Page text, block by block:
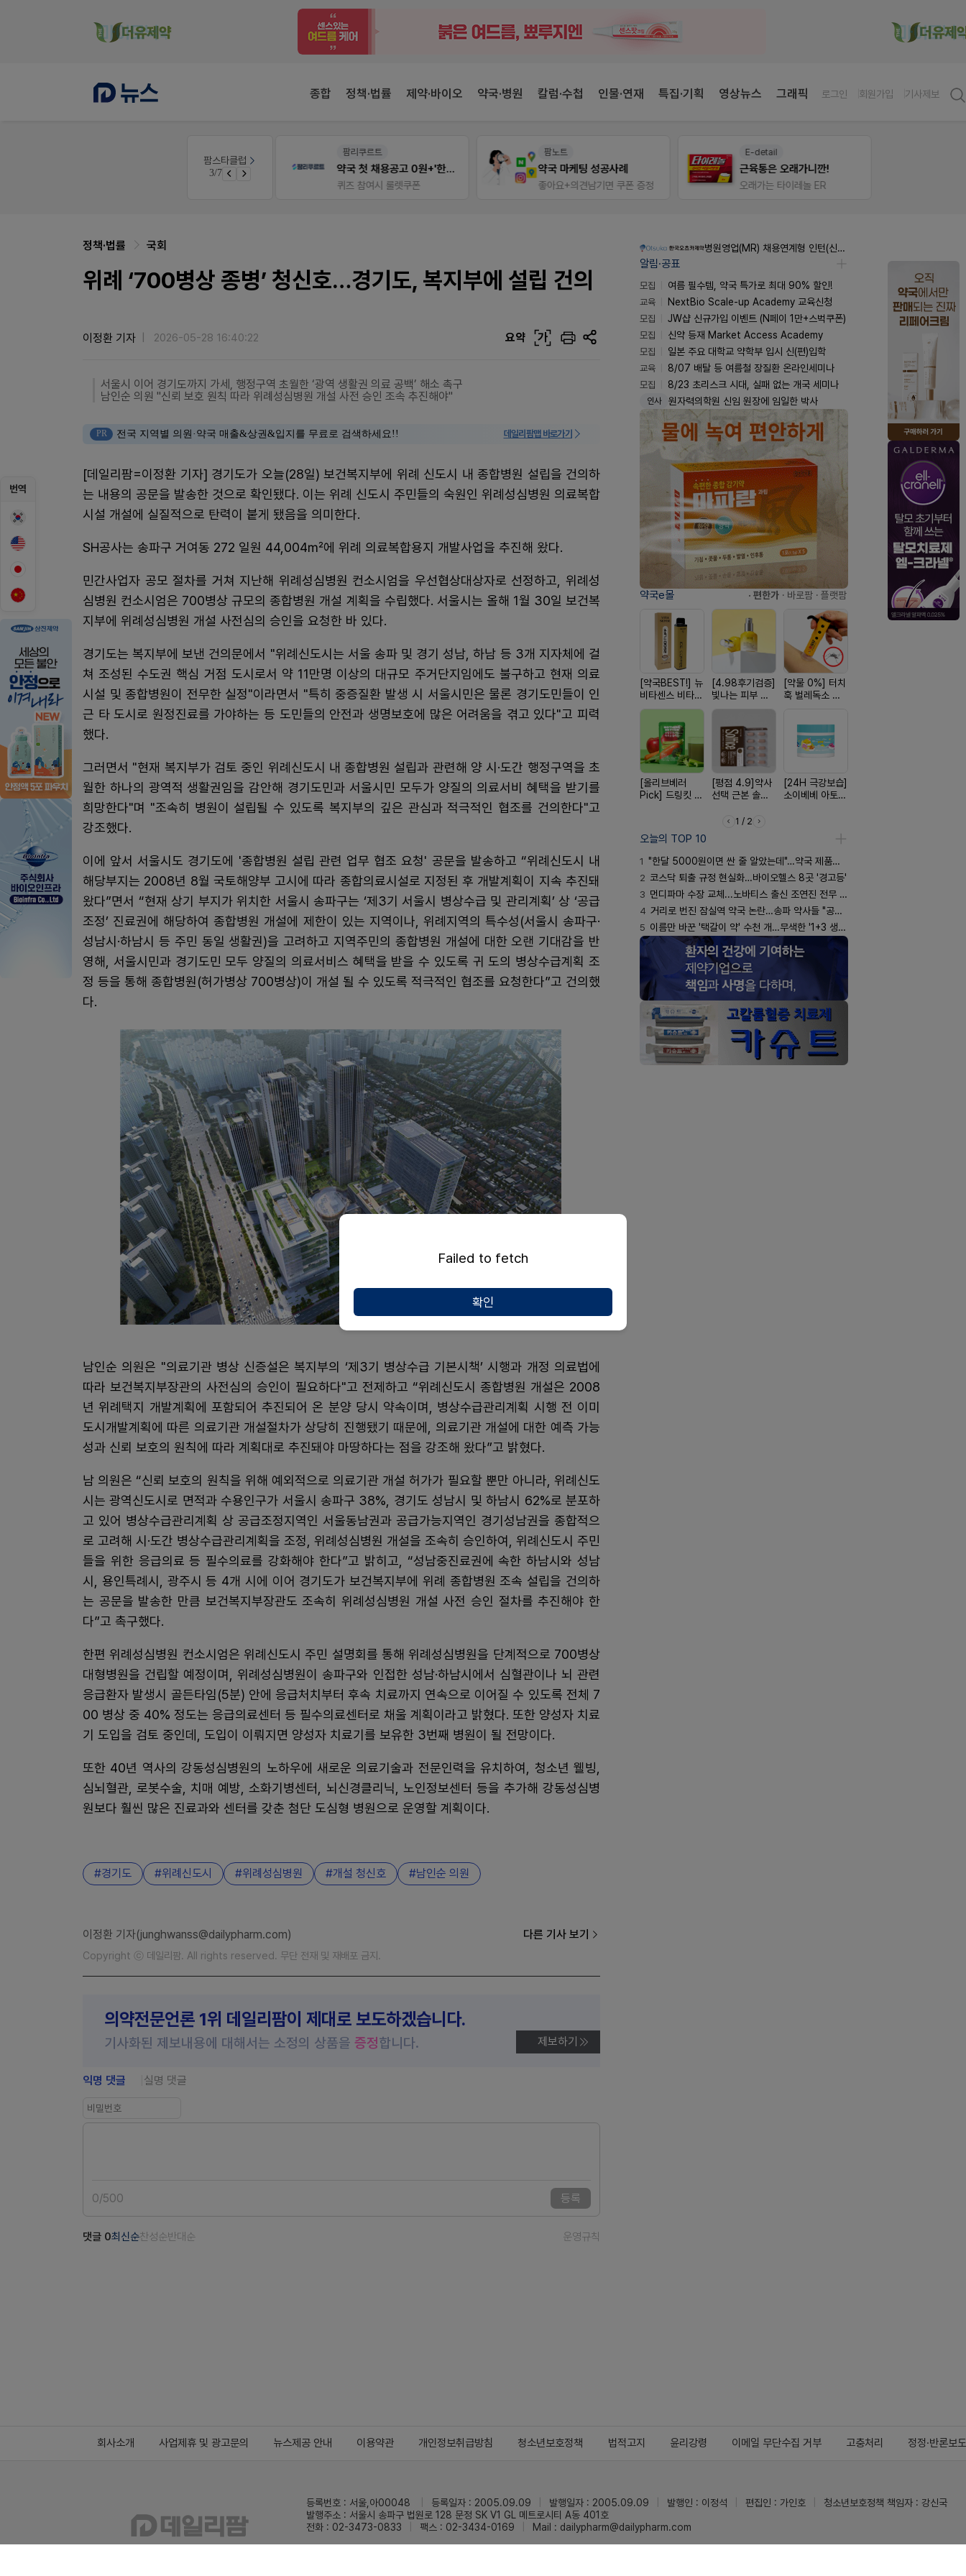
종합 정책·법률 제약·바이오 약국·병원 칼럼·수첩 인물·연재 특집·기획 영상뉴스 그래픽 로그인 회원가입 기사제보
팜스타클럽
3/7
팜리쿠르트
약국 첫 채용공고 0원+'한번 더' 무료 연장
퀴즈 참여시 룰렛쿠폰
팜노트
약국 마케팅 성공사례
좋아요+의견남기면 쿠폰 증정
E-detail
근육통은 오래가니깐!
오래가는 타이레놀 ER
번역
정책·법률 국회
위례 ‘700병상 종병’ 청신호…경기도, 복지부에 설립 건의
이정환 기자 2026-05-28 16:40:22 요약 가
서울시 이어 경기도까지 가세, 행정구역 초월한 ‘광역 생활권 의료 공백’ 해소 촉구
남인순 의원 "신뢰 보호 원칙 따라 위례성심병원 개설 사전 승인 조속 추진해야"
PR 전국 지역별 의원·약국 매출&상권&입지를 무료로 검색하세요!! 데일리팜맵 바로가기
[데일리팜=이정환 기자] 경기도가 오늘(28일) 보건복지부에 위례 신도시 내 종합병원 설립을 건의하
는 내용의 공문을 발송한 것으로 확인됐다. 이는 위례 신도시 주민들의 숙원인 위례성심병원 의료복합
시설 개설에 실질적으로 탄력이 붙게 됐음을 의미한다.
SH공사는 송파구 거여동 272 일원 44,004㎡에 위례 의료복합용지 개발사업을 추진해 왔다.
민간사업자 공모 절차를 거쳐 지난해 위례성심병원 컨소시엄을 우선협상대상자로 선정하고, 위례성
심병원 컨소시엄은 700병상 규모의 종합병원 개설 계획을 수립했다. 서울시는 올해 1월 30일 보건복
지부에 위례성심병원 개설 사전심의 승인을 요청한 바 있다.
경기도는 복지부에 보낸 건의문에서 "위례신도시는 서울 송파 및 경기 성남, 하남 등 3개 지자체에 걸
쳐 조성된 수도권 핵심 거점 도시로서 약 11만명 이상의 대규모 주거단지임에도 불구하고 현재 의료
시설 및 종합병원이 전무한 실정"이라면서 "특히 중증질환 발생 시 서울시민은 물론 경기도민들이 인
근 타 도시로 원정진료를 가야하는 등 도민들의 안전과 생명보호에 많은 어려움을 겪고 있다"고 피력
했다.
그러면서 "현재 복지부가 검토 중인 위례신도시 내 종합병원 설립과 관련해 양 시·도간 행정구역을 초
월한 하나의 광역적 생활권임을 감안해 경기도민과 서울시민 모두가 양질의 의료서비 혜택을 받기를
희망한다"며 "조속히 병원이 설립될 수 있도록 복지부의 깊은 관심과 적극적인 협조를 건의한다"고
강조했다.
이에 앞서 서울시도 경기도에 '종합병원 설립 관련 업무 협조 요청' 공문을 발송하고 “위례신도시 내
해당부지는 2008년 8월 국토해양부 고시에 따라 종합의료시설로 지정된 후 개발계획이 지속 추진돼
왔다”면서 “현재 상기 부지가 위치한 서울시 송파구는 ‘제3기 서울시 병상수급 및 관리계획’ 상 ‘공급
조정’ 진료권에 해당하여 종합병원 개설에 제한이 있는 지역이나, 위례지역의 특수성(서울시 송파구·
성남시·하남시 등 주민 동일 생활권)을 고려하고 지역주민의 종합병원 개설에 대한 오랜 기대감을 반
영해, 서울시민과 경기도민 모두 양질의 의료서비스 혜택을 받을 수 있도록 귀 도의 병상수급계획 조
정 등을 통해 종합병원(허가병상 700병상)이 개설 될 수 있도록 적극적인 협조를 요청한다”고 건의했
다.
남인순 의원은 "의료기관 병상 신증설은 복지부의 ‘제3기 병상수급 기본시책’ 시행과 개정 의료법에
따라 보건복지부장관의 사전심의 승인이 필요하다"고 전제하고 “위례신도시 종합병원 개설은 2008
년 위례택지 개발계획에 포함되어 추진되어 온 분양 당시 약속이며, 병상수급관리계획 시행 전 이미
도시개발계획에 따른 의료기관 개설절차가 상당히 진행됐기 때문에, 의료기관 개설에 대한 예측 가능
성과 신뢰 보호의 원칙에 따라 계획대로 추진돼야 마땅하다는 점을 강조해 왔다”고 밝혔다.
남 의원은 “신뢰 보호의 원칙을 위해 예외적으로 의료기관 개설 허가가 필요할 뿐만 아니라, 위례신도
시는 광역신도시로 면적과 수용인구가 서울시 송파구 38%, 경기도 성남시 및 하남시 62%로 분포하
고 있어 병상수급관리계획 상 공급조정지역인 서울동남권과 공급가능지역인 경기성남권을 종합적으
로 고려해 시·도간 병상수급관리계획을 조정, 위례성심병원 개설을 조속히 승인하여, 위례신도시 주민
들을 위한 응급의료 등 필수의료를 강화해야 한다”고 밝히고, “성남중진료권에 속한 하남시와 성남
시, 용인특례시, 광주시 등 4개 시에 이어 경기도가 보건복지부에 위례 종합병원 조속 설립을 건의하
는 공문을 발송한 만큼 보건복지부장관도 조속히 위례성심병원 개설 사전 승인 절차를 추진해야 한
다”고 촉구했다.
한편 위례성심병원 컨소시엄은 위례신도시 주민 설명회를 통해 위례성심병원을 단계적으로 700병상
대형병원을 건립할 예정이며, 위례성심병원이 송파구와 인접한 성남·하남시에서 심혈관이나 뇌 관련
응급환자 발생시 골든타임(5분) 안에 응급처치부터 후속 치료까지 연속으로 이어질 수 있도록 전체 7
00 병상 중 40% 정도는 응급의료센터 등 필수의료센터로 채울 계획이라고 밝혔다. 또한 양성자 치료
기 도입을 검토 중인데, 도입이 이뤄지면 양성자 치료기를 보유한 3번째 병원이 될 전망이다.
또한 40년 역사의 강동성심병원의 노하우에 새로운 의료기술과 전문인력을 유치하여, 청소년 웰빙,
심뇌혈관, 로봇수술, 치매 예방, 소화기병센터, 뇌신경클리닉, 노인정보센터 등을 추가해 강동성심병
원보다 훨씬 많은 진료과와 센터를 갖춘 첨단 도심형 병원으로 운영할 계획이다.
경기도 위례신도시 위례성심병원 개설 청신호 남인순 의원
이정환 기자(junghwanss@dailypharm.com) 다른 기사 보기
Copyright ⓒ 데일리팜. All rights reserved. 무단 전재 및 재배포 금지.
의약전문언론 1위 데일리팜이 제대로 보도하겠습니다.
기사화된 제보내용에 대해서는 소정의 상품을 증정합니다. 제보하기
익명 댓글 실명 댓글
0/500 등록
댓글 0최신순찬성순반대순 운영규칙
병원영업(MR) 채용연계형 인턴(신입사원) 모집 공고
알림·공표
모집
여름 필수템, 약국 특가로 최대 90% 할인!
교육
NextBio Scale-up Academy 교육신청
모집
JW샵 신규가입 이벤트 (N페이 1만+스벅쿠폰)
모집
신약 등재 Market Access Academy
모집
일본 주요 대학교 약학부 입시 신(편)입학
교육
8/07 배탈 등 여름철 장질환 온라인세미나
모집
8/23 초리스크 시대, 실패 없는 개국 세미나
인사 원자력의학원 신임 원장에 임일한 박사
약국e몰 · 편한가 · 바로팜 · 플랫팜
[약국BEST!] 뉴
비타센스 비타민
흡입기
[4.98후기검증]
빛나는 피부 오
브링 세럼
[약물 0%] 터치
훅 벌레독소 흡
[올리브베러
Pick] 드링킷 건
[평점 4.9]약사
선택 근본 솔루
[24H 극강보습]
소이베베 아토
1 / 2
오늘의 TOP 10
1 "한달 5000원이면 싼 줄 알았는데"…약국 제품과 비교해보니
2 코스닥 퇴출 규정 현실화…바이오헬스 8곳 '경고등'
3 먼디파마 수장 교체...노바티스 출신 조연진 전무 내정
4 거리로 번진 잠실역 약국 논란…송파 약사들 "공공성 훼손"
5 이름만 바꾼 '택갈이 약' 수천 개…무색한 '1+3 생동'
회사소개 사업제휴 및 광고문의 뉴스제공 안내 이용약관 개인정보취급방침 청소년보호정책 법적고지 윤리강령 이메일 무단수집 거부 고충처리 정정·반론보도
등록번호 : 서울,아00048 등록일자 : 2005.09.09 발행일자 : 2005.09.09 발행인 : 이정석 편집인 : 가인호
청소년보호정책 책임자 : 강신국
발행주소 : 서울시 송파구 법원로 128 문정 SK V1 GL 메트로시티 A동 401호
전화 : 02-3473-0833
팩스 : 02-3434-0169 Mail : dailypharm@dailypharm.com
Failed to fetch
확인